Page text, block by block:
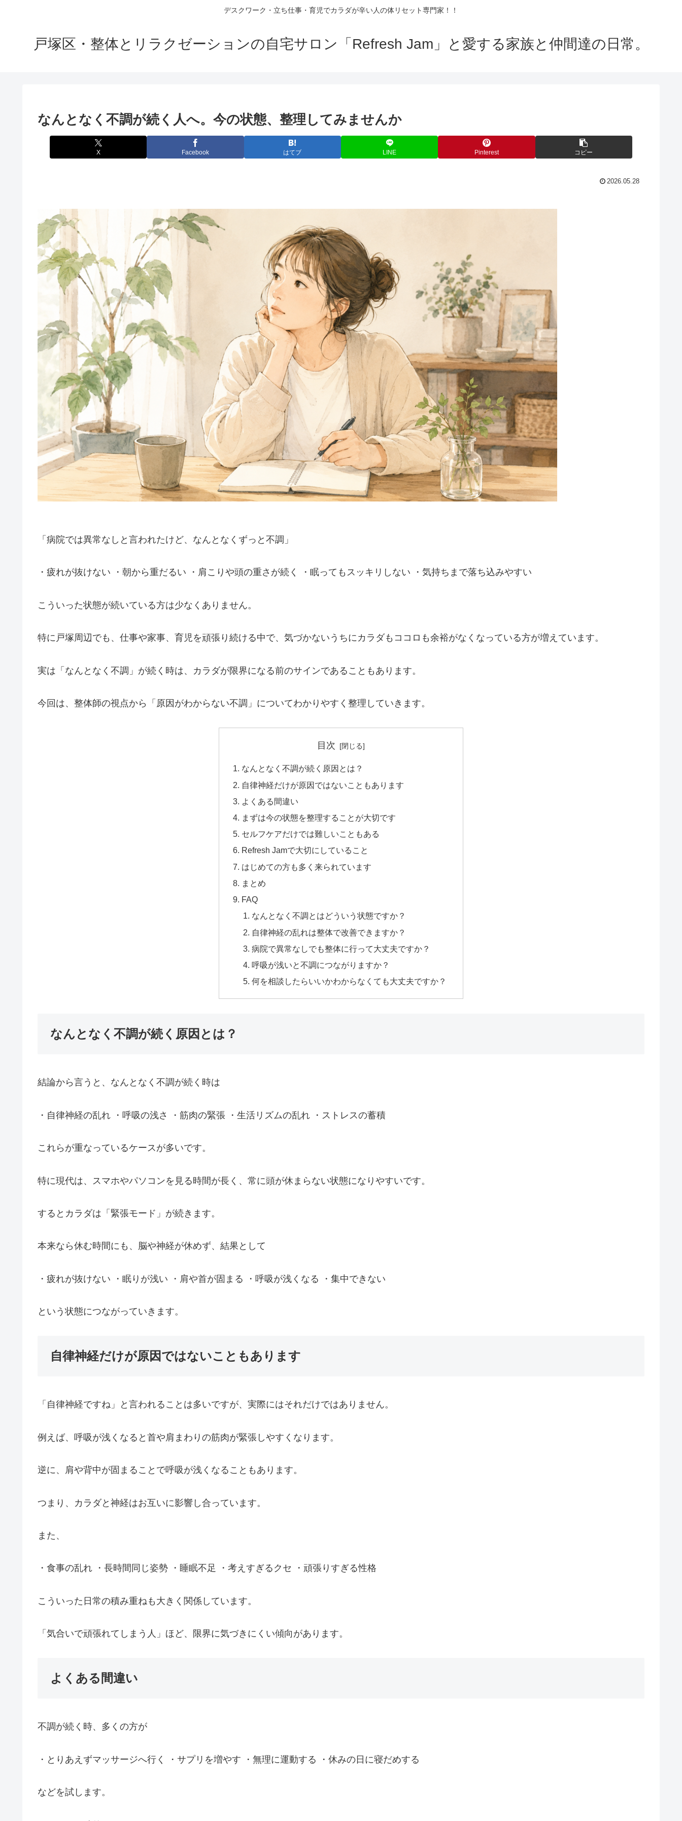
デスクワーク・立ち仕事・育児でカラダが辛い人の体リセット専門家！！
戸塚区・整体とリラクゼーションの自宅サロン「Refresh Jam」と愛する家族と仲間達の日常。
なんとなく不調が続く人へ。今の状態、整理してみませんか
X Facebook はてブ LINE Pinterest コピー
2026.05.28
「病院では異常なしと言われたけど、なんとなくずっと不調」
・疲れが抜けない ・朝から重だるい ・肩こりや頭の重さが続く ・眠ってもスッキリしない ・気持ちまで落ち込みやすい
こういった状態が続いている方は少なくありません。
特に戸塚周辺でも、仕事や家事、育児を頑張り続ける中で、気づかないうちにカラダもココロも余裕がなくなっている方が増えています。
実は「なんとなく不調」が続く時は、カラダが限界になる前のサインであることもあります。
今回は、整体師の視点から「原因がわからない不調」についてわかりやすく整理していきます。
目次
なんとなく不調が続く原因とは？
自律神経だけが原因ではないこともあります
よくある間違い
まずは今の状態を整理することが大切です
セルフケアだけでは難しいこともある
Refresh Jamで大切にしていること
はじめての方も多く来られています
まとめ
FAQ
なんとなく不調とはどういう状態ですか？
自律神経の乱れは整体で改善できますか？
病院で異常なしでも整体に行って大丈夫ですか？
呼吸が浅いと不調につながりますか？
何を相談したらいいかわからなくても大丈夫ですか？
なんとなく不調が続く原因とは？
結論から言うと、なんとなく不調が続く時は
・自律神経の乱れ ・呼吸の浅さ ・筋肉の緊張 ・生活リズムの乱れ ・ストレスの蓄積
これらが重なっているケースが多いです。
特に現代は、スマホやパソコンを見る時間が長く、常に頭が休まらない状態になりやすいです。
するとカラダは「緊張モード」が続きます。
本来なら休む時間にも、脳や神経が休めず、結果として
・疲れが抜けない ・眠りが浅い ・肩や首が固まる ・呼吸が浅くなる ・集中できない
という状態につながっていきます。
自律神経だけが原因ではないこともあります
「自律神経ですね」と言われることは多いですが、実際にはそれだけではありません。
例えば、呼吸が浅くなると首や肩まわりの筋肉が緊張しやすくなります。
逆に、肩や背中が固まることで呼吸が浅くなることもあります。
つまり、カラダと神経はお互いに影響し合っています。
また、
・食事の乱れ ・長時間同じ姿勢 ・睡眠不足 ・考えすぎるクセ ・頑張りすぎる性格
こういった日常の積み重ねも大きく関係しています。
「気合いで頑張れてしまう人」ほど、限界に気づきにくい傾向があります。
よくある間違い
不調が続く時、多くの方が
・とりあえずマッサージへ行く ・サプリを増やす ・無理に運動する ・休みの日に寝だめする
などを試します。